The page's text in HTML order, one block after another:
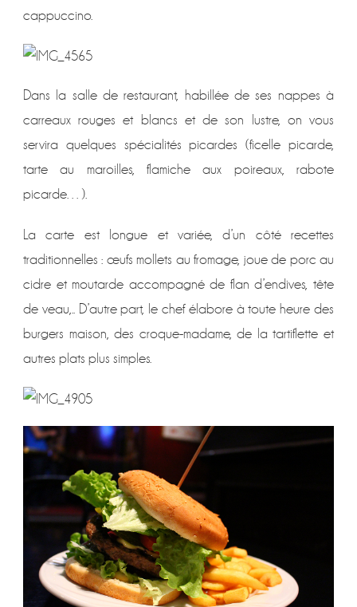
cappuccino.
Dans la salle de restaurant, habillée de ses nappes à
carreaux rouges et blancs et de son lustre, on vous
servira quelques spécialités picardes (ficelle picarde,
tarte au maroilles, flamiche aux poireaux, rabote
picarde…).
La carte est longue et variée, d’un côté recettes
traditionnelles : œufs mollets au fromage, joue de porc au
cidre et moutarde accompagné de flan d’endives, tête
de veau,.. D’autre part, le chef élabore à toute heure des
burgers maison, des croque-madame, de la tartiflette et
autres plats plus simples.